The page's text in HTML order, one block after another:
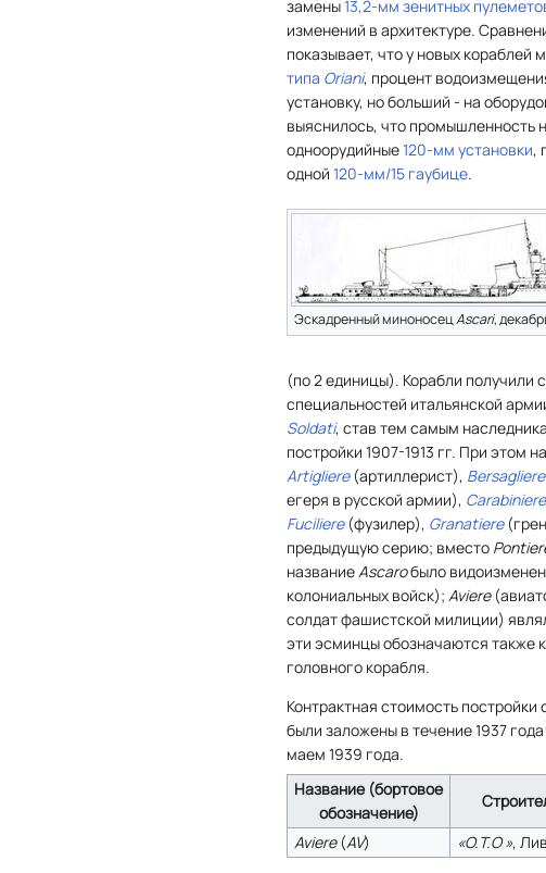
замены13,2-мм зенитных
изменений в архитектуре.
показывает, что у новых
типа Oriani, процент
установку, но больший - на
выяснилось, что промышленность
одноорудийные120-мм установки,
одной 120-мм/15 гаубице.
Эскадренный миноносецAscari,
(по 2 единицы). Корабли получили
специальностей итальянской
Soldati, став тем самым
постройки 1907-1913 гг. При этом
Artigliere(артиллерист), Bersagliere
егеря в русской армии), Carabiniere
Fuciliere(фузилер), Granatiere
предыдущую серию; вместо
названиеAscaroбыло
колониальных войск); Aviere
солдат фашистской милиции)
эти эсминцы обозначаются также
головного корабля.
Контрактная стоимость
были заложены в течение 1937
маем 1939 года.
Название (бортовое
обозначение)
Aviere(AV) «О.Т.О »,